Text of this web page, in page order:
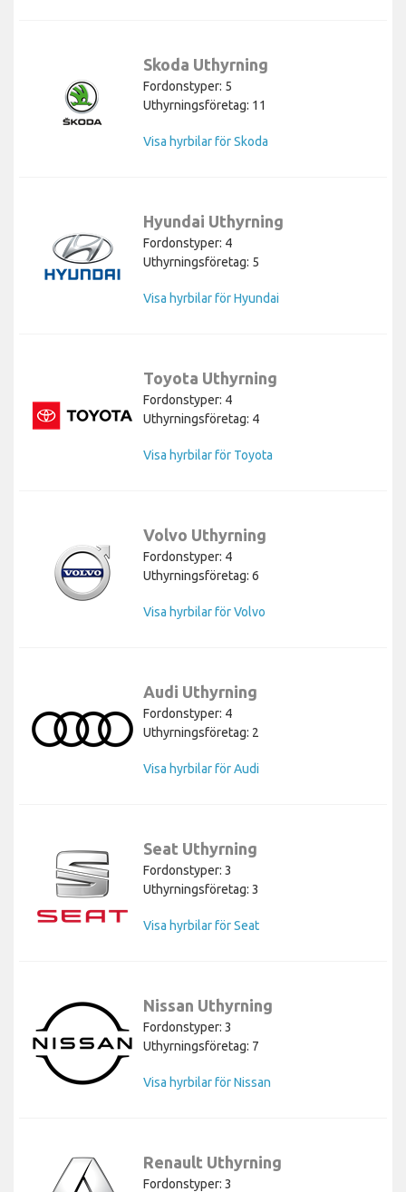
Skoda Uthyrning
Fordonstyper: 5
Uthyrningsföretag: 11
Visa hyrbilar för Skoda
Hyundai Uthyrning
Fordonstyper: 4
Uthyrningsföretag: 5
Visa hyrbilar för Hyundai
Toyota Uthyrning
Fordonstyper: 4
Uthyrningsföretag: 4
Visa hyrbilar för Toyota
Volvo Uthyrning
Fordonstyper: 4
Uthyrningsföretag: 6
Visa hyrbilar för Volvo
Audi Uthyrning
Fordonstyper: 4
Uthyrningsföretag: 2
Visa hyrbilar för Audi
Seat Uthyrning
Fordonstyper: 3
Uthyrningsföretag: 3
Visa hyrbilar för Seat
Nissan Uthyrning
Fordonstyper: 3
Uthyrningsföretag: 7
Visa hyrbilar för Nissan
Renault Uthyrning
Fordonstyper: 3